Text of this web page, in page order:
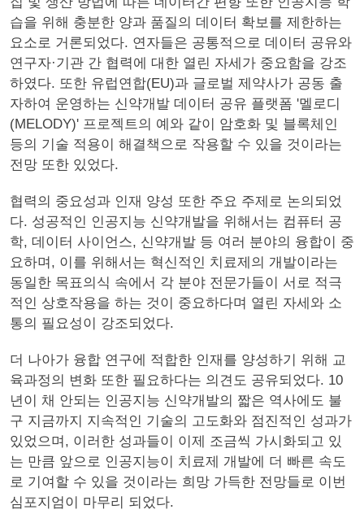
습을 위해 충분한 양과 품질의 데이터 확보를 제한하는
요소로 거론되었다. 연자들은 공통적으로 데이터 공유와
연구자·기관 간 협력에 대한 열린 자세가 중요함을 강조
하였다. 또한 유럽연합(EU)과 글로벌 제약사가 공동 출
자하여 운영하는 신약개발 데이터 공유 플랫폼 '멜로디
(MELODY)' 프로젝트의 예와 같이 암호화 및 블록체인
등의 기술 적용이 해결책으로 작용할 수 있을 것이라는
전망 또한 있었다.
협력의 중요성과 인재 양성 또한 주요 주제로 논의되었
다. 성공적인 인공지능 신약개발을 위해서는 컴퓨터 공
학, 데이터 사이언스, 신약개발 등 여러 분야의 융합이 중
요하며, 이를 위해서는 혁신적인 치료제의 개발이라는
동일한 목표의식 속에서 각 분야 전문가들이 서로 적극
적인 상호작용을 하는 것이 중요하다며 열린 자세와 소
통의 필요성이 강조되었다.
더 나아가 융합 연구에 적합한 인재를 양성하기 위해 교
육과정의 변화 또한 필요하다는 의견도 공유되었다. 10
년이 채 안되는 인공지능 신약개발의 짧은 역사에도 불
구 지금까지 지속적인 기술의 고도화와 점진적인 성과가
있었으며, 이러한 성과들이 이제 조금씩 가시화되고 있
는 만큼 앞으로 인공지능이 치료제 개발에 더 빠른 속도
로 기여할 수 있을 것이라는 희망 가득한 전망들로 이번
심포지엄이 마무리 되었다.